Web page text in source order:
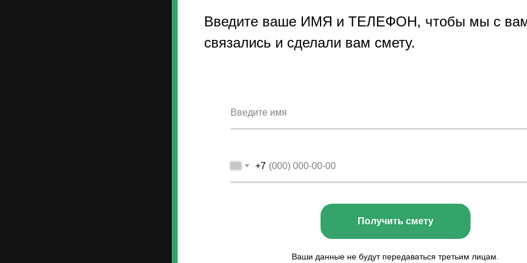
Введите ваше ИМЯ и ТЕЛЕФОН, чтобы мы с
связались и сделали вам смету.
+7
Получить смету
Ваши данные не будут передаваться третьим лицам.